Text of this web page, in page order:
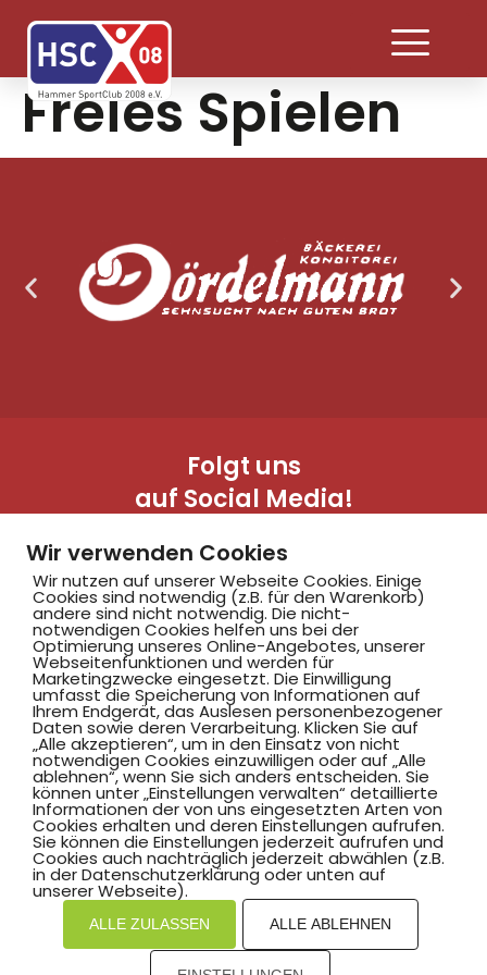
Freies Spielen
Folgt uns
auf Social Media!
Hammer SportClub 2008
Am Südbad 9,
59069 Hamm
©2025 Hammer SportClub 2008 e.V.
Mit zum Verein by PASSGEBER
Wir verwenden Cookies
Wir nutzen auf unserer Webseite Cookies. Einige
Cookies sind notwendig (z.B. für den Warenkorb)
andere sind nicht notwendig. Die nicht-
notwendigen Cookies helfen uns bei der
Optimierung unseres Online-Angebotes, unserer
Webseitenfunktionen und werden für
Marketingzwecke eingesetzt. Die Einwilligung
umfasst die Speicherung von Informationen auf
Ihrem Endgerät, das Auslesen personenbezogener
Daten sowie deren Verarbeitung. Klicken Sie auf
„Alle akzeptieren“, um in den Einsatz von nicht
notwendigen Cookies einzuwilligen oder auf „Alle
ablehnen“, wenn Sie sich anders entscheiden. Sie
können unter „Einstellungen verwalten“ detaillierte
Informationen der von uns eingesetzten Arten von
Cookies erhalten und deren Einstellungen aufrufen.
Sie können die Einstellungen jederzeit aufrufen und
Cookies auch nachträglich jederzeit abwählen (z.B.
in der Datenschutzerklärung oder unten auf
unserer Webseite).
ALLE ZULASSEN ALLE ABLEHNEN